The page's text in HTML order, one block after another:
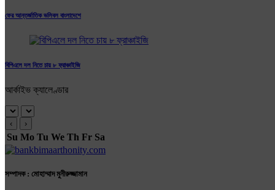
ফের আন্তর্জাতিক ভলিবল বাংলাদেশে
বিপিএলে দল নিতে চায় ৮ ফ্রাঞ্চাইজি
আর্কাইভ ক্যালেণ্ডার
‹ ›
Su Mo Tu We Th Fr Sa
সম্পাদক : মোহাম্মাদ মুনীরুজ্জামান